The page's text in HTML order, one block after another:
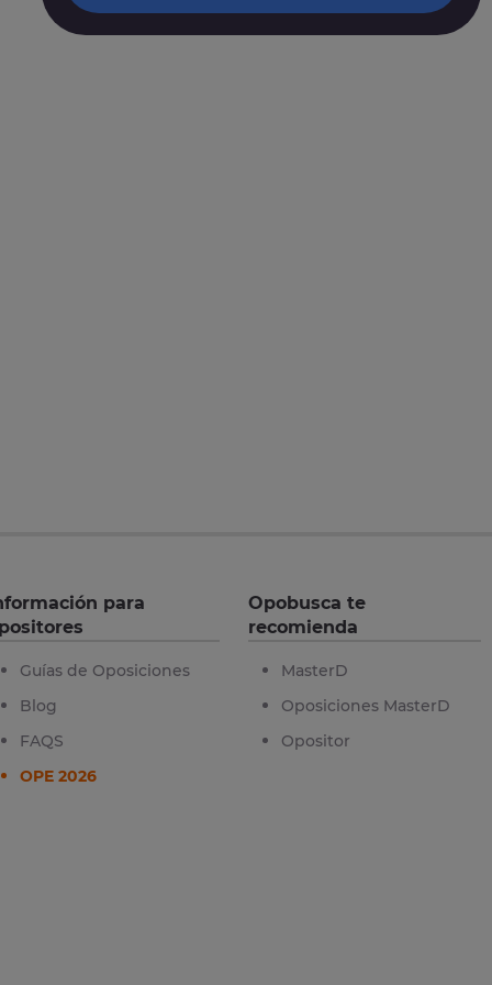
para
Guías de Oposiciones
Blog
FAQS
OPE 2026
Opobusca te
recomienda
MasterD
Oposiciones MasterD
Opositor